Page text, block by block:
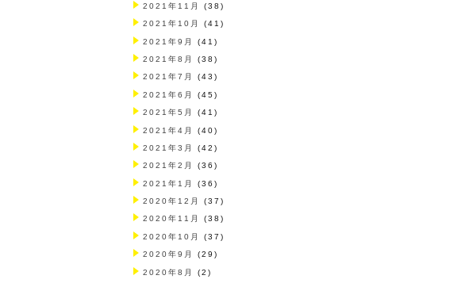
2021年11月 (38)
2021年10月 (41)
2021年9月 (41)
2021年8月 (38)
2021年7月 (43)
2021年6月 (45)
2021年5月 (41)
2021年4月 (40)
2021年3月 (42)
2021年2月 (36)
2021年1月 (36)
2020年12月 (37)
2020年11月 (38)
2020年10月 (37)
2020年9月 (29)
2020年8月 (2)